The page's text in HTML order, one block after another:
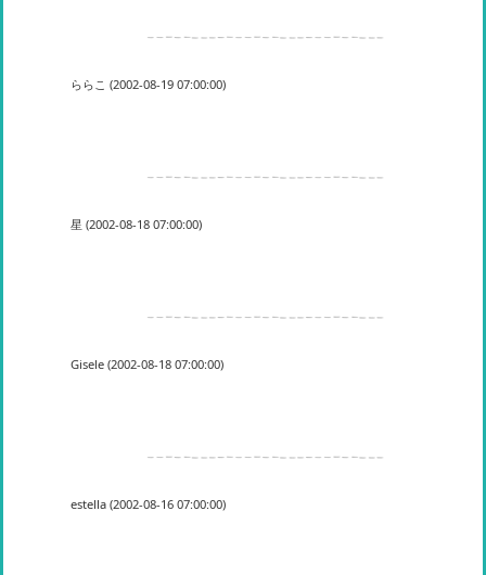
ららこ (2002-08-19 07:00:00)
星 (2002-08-18 07:00:00)
Gisele (2002-08-18 07:00:00)
estella (2002-08-16 07:00:00)